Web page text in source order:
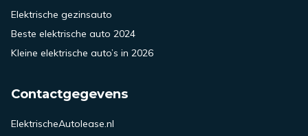
Elektrische gezinsauto
Beste elektrische auto 2024
Kleine elektrische auto’s in 2026
Contactgegevens
ElektrischeAutolease.nl